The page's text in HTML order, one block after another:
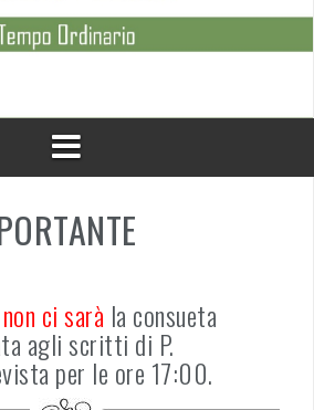
non ci sarà la consueta
agli scritti di P.
per le ore 17:00.